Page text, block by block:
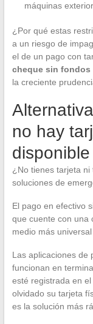
máquinas
¿Por qué estas
a un riesgo de
el de un pago con
cheque sin fondos
la creciente
no hay
disponible
¿No tienes tarjeta
soluciones de
El pago en efectivo
que cuente con una
medio más
Las aplicaciones de
funcionan en
esté registrada en
olvidado su tarjeta
es la solución más